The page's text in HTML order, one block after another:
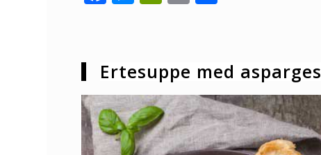
Ertesuppe med asparges